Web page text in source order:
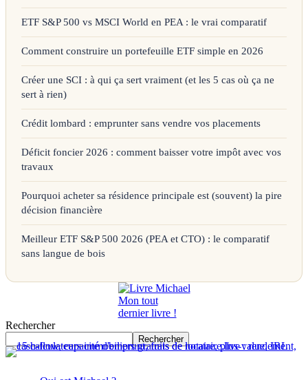
ETF S&P 500 vs MSCI World en PEA : le vrai comparatif
Comment construire un portefeuille ETF simple en 2026
Créer une SCI : à qui ça sert vraiment (et les 5 cas où ça ne
sert à rien)
Crédit lombard : emprunter sans vendre vos placements
Déficit foncier 2026 : comment baisser votre impôt avec vos
travaux
Pourquoi acheter sa résidence principale est (souvent) la pire
décision financière
Meilleur ETF S&P 500 2026 (PEA et CTO) : le comparatif
sans langue de bois
Mon tout
dernier livre !
Rechercher
Rechercher